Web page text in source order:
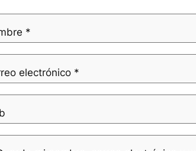
*
electrónico *